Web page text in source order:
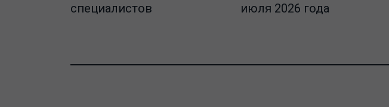
специалистов
июля 2026 года